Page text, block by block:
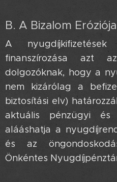
B. A Bizalom Eróziója
A
finanszírozása azt
dolgozóknak, hogy a
nem kizárólag a
biztosítási elv)
aktuális pénzügyi és
alááshatja a
és az
Önkéntes